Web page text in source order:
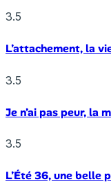
3.5
L’attachement, la
3.5
Je n’ai pas peur, la
3.5
L’Été 36, une belle